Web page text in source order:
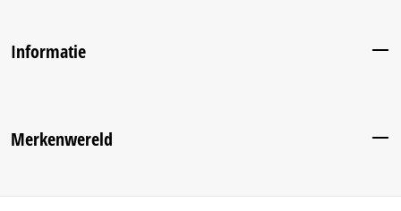
Informatie
Merkenwereld